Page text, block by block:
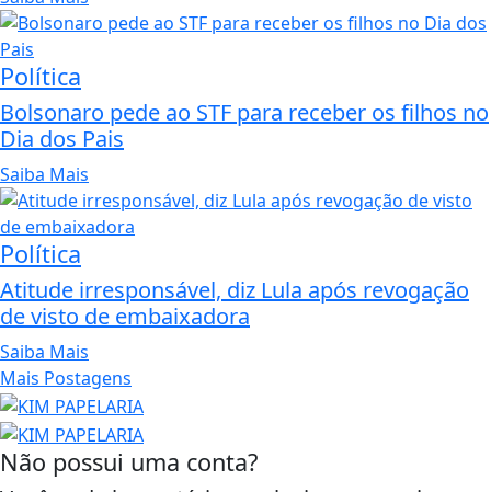
Política
Bolsonaro pede ao STF para receber os filhos no
Dia dos Pais
Saiba Mais
Política
Atitude irresponsável, diz Lula após revogação
de visto de embaixadora
Saiba Mais
Mais Postagens
Não possui uma conta?